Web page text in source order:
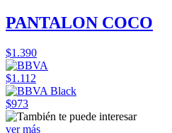
PANTALON COCO
$1.390
$1.112
$973
ver más